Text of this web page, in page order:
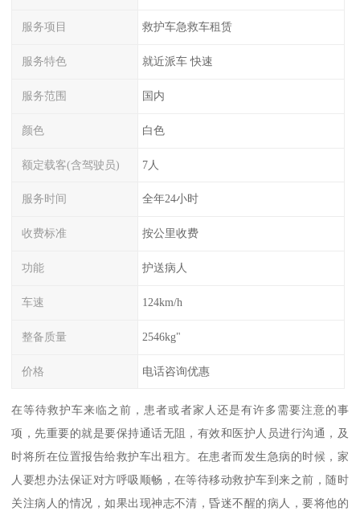
服务项目 救护车急救车租赁
服务特色 就近派车 快速
服务范围 国内
颜色 白色
额定载客(含驾驶员) 7人
服务时间 全年24小时
收费标准 按公里收费
功能 护送病人
车速 124km/h
整备质量 2546kg"
价格 电话咨询优惠
在等待救护车来临之前，患者或者家人还是有许多需要注意的事
项，先重要的就是要保持通话无阻，有效和医护人员进行沟通，及
时将所在位置报告给救护车出租方。在患者而发生急病的时候，家
人要想办法保证对方呼吸顺畅，在等待移动救护车到来之前，随时
关注病人的情况，如果出现神志不清，昏迷不醒的病人，要将他的